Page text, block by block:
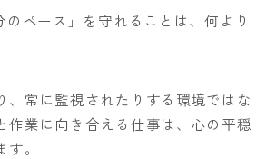
のペース」を守れることは、何より
、常に監視されたりする環境ではな
作業に向き合える仕事は、心の平穏
。